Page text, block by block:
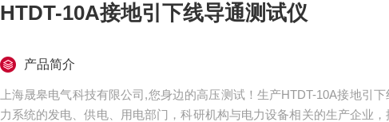
HTDT-10A接地引下线导通测试仪
产品简介
上海晟皋电气科技有限公司,您身边的高压测试！生产HTDT-10A接地引
力系统的发电、供电、用电部门，科研机构与电力设备相关的生产企业